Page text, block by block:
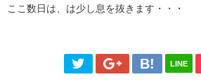
ここ数日は、は少し息を抜きます・・・
LINE